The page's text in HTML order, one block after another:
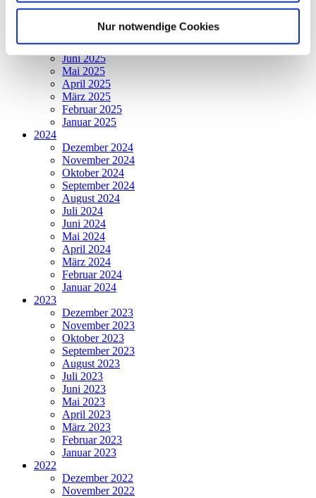
Nur notwendige Cookies
Oktober 2025
September 2025
August 2025
Juli 2025
Juni 2025
Mai 2025
April 2025
März 2025
Februar 2025
Januar 2025
2024
Dezember 2024
November 2024
Oktober 2024
September 2024
August 2024
Juli 2024
Juni 2024
Mai 2024
April 2024
März 2024
Februar 2024
Januar 2024
2023
Dezember 2023
November 2023
Oktober 2023
September 2023
August 2023
Juli 2023
Juni 2023
Mai 2023
April 2023
März 2023
Februar 2023
Januar 2023
2022
Dezember 2022
November 2022